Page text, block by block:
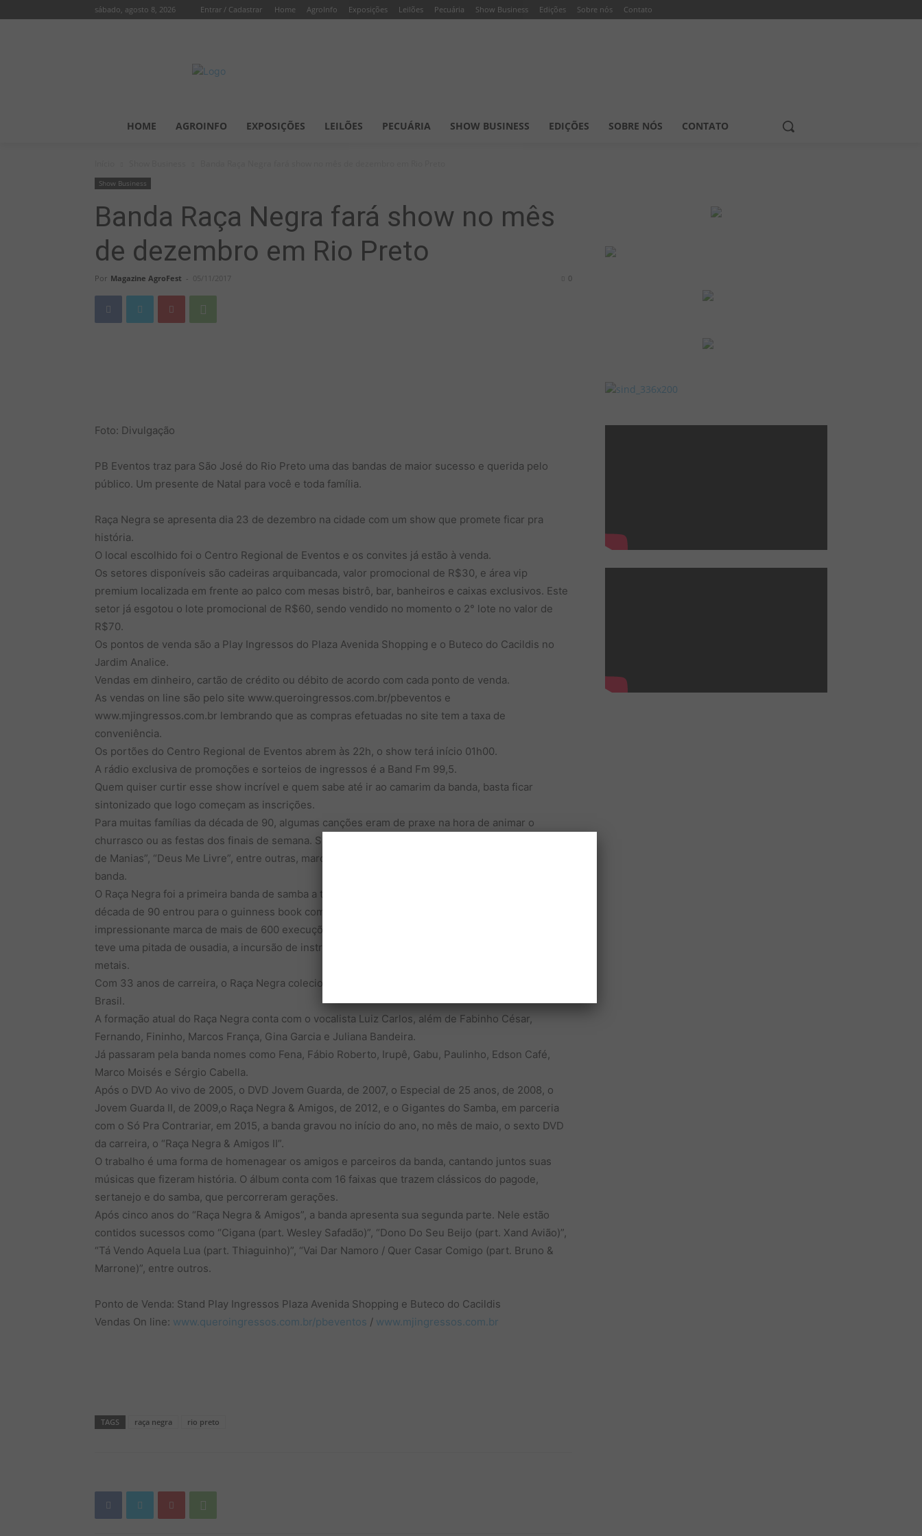
sábado, agosto 8, 2026 Entrar / Cadastrar Home AgroInfo Exposições Leilões Pecuária Show Business Edições Sobre nós Contato
HOME AGROINFO EXPOSIÇÕES LEILÕES PECUÁRIA SHOW BUSINESS EDIÇÕES SOBRE NÓS CONTATO
Show Business
Banda Raça Negra fará show no mês
de dezembro em Rio Preto
Por Magazine AgroFest - 05/11/2017 0
Foto: Divulgação
PB Eventos traz para São José do Rio Preto uma das bandas de maior sucesso e querida pelo
público. Um presente de Natal para você e toda família.
Raça Negra se apresenta dia 23 de dezembro na cidade com um show que promete ficar pra
história.
O local escolhido foi o Centro Regional de Eventos e os convites já estão à venda.
Os setores disponíveis são cadeiras arquibancada, valor promocional de R$30, e área vip
premium localizada em frente ao palco com mesas bistrô, bar, banheiros e caixas exclusivos. Este
setor já esgotou o lote promocional de R$60, sendo vendido no momento o 2° lote no valor de
R$70.
Os pontos de venda são a Play Ingressos do Plaza Avenida Shopping e o Buteco do Cacildis no
Jardim Analice.
Vendas em dinheiro, cartão de crédito ou débito de acordo com cada ponto de venda.
As vendas on line são pelo site www.queroingressos.com.br/pbeventos e
www.mjingressos.com.br lembrando que as compras efetuadas no site tem a taxa de
conveniência.
Os portões do Centro Regional de Eventos abrem às 22h, o show terá início 01h00.
A rádio exclusiva de promoções e sorteios de ingressos é a Band Fm 99,5.
Quem quiser curtir esse show incrível e quem sabe até ir ao camarim da banda, basta ficar
sintonizado que logo começam as inscrições.
Para muitas famílias da década de 90, algumas canções eram de praxe na hora de animar o
churrasco ou as festas dos finais de semana. Sucessos como “É Tarde Demais”, “Cigana”, “Cheia
de Manias”, “Deus Me Livre”, entre outras, marcaram época e ditaram o ritmo do Brasil na voz da
banda.
O Raça Negra foi a primeira banda de samba a tocar numa rádio fm, com a música “Caroline”. Na
década de 90 entrou para o guinness book com a canção “É Tarde Demais” devido a
impressionante marca de mais de 600 execuções em rádio num só dia. Mas todo esse sucesso
teve uma pitada de ousadia, a incursão de instrumentos incomuns ao seguimento, como naipes de
metais.
Com 33 anos de carreira, o Raça Negra coleciona recordes em venda de CD’s e shows por todo
Brasil.
A formação atual do Raça Negra conta com o vocalista Luiz Carlos, além de Fabinho César,
Fernando, Fininho, Marcos França, Gina Garcia e Juliana Bandeira.
Já passaram pela banda nomes como Fena, Fábio Roberto, Irupê, Gabu, Paulinho, Edson Café,
Marco Moisés e Sérgio Cabella.
Após o DVD Ao vivo de 2005, o DVD Jovem Guarda, de 2007, o Especial de 25 anos, de 2008, o
Jovem Guarda II, de 2009,o Raça Negra & Amigos, de 2012, e o Gigantes do Samba, em parceria
com o Só Pra Contrariar, em 2015, a banda gravou no início do ano, no mês de maio, o sexto DVD
da carreira, o “Raça Negra & Amigos II”.
O trabalho é uma forma de homenagear os amigos e parceiros da banda, cantando juntos suas
músicas que fizeram história. O álbum conta com 16 faixas que trazem clássicos do pagode,
sertanejo e do samba, que percorreram gerações.
Após cinco anos do “Raça Negra & Amigos”, a banda apresenta sua segunda parte. Nele estão
contidos sucessos como “Cigana (part. Wesley Safadão)”, “Dono Do Seu Beijo (part. Xand Avião)”,
“Tá Vendo Aquela Lua (part. Thiaguinho)”, “Vai Dar Namoro / Quer Casar Comigo (part. Bruno &
Marrone)”, entre outros.
Ponto de Venda: Stand Play Ingressos Plaza Avenida Shopping e Buteco do Cacildis
Vendas On line: www.queroingressos.com.br/pbeventos / www.mjingressos.com.br
TAGS raça negra rio preto